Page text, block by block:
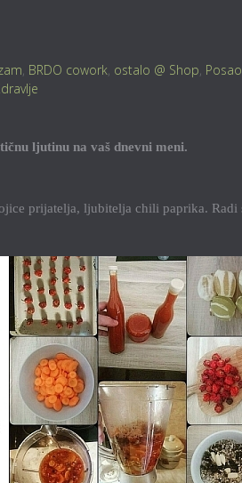
, BRDO cowork, ostalo @ Shop, Posao
ljutinu na vaš dnevni meni.
prijatelja, ljubitelja chili paprika.